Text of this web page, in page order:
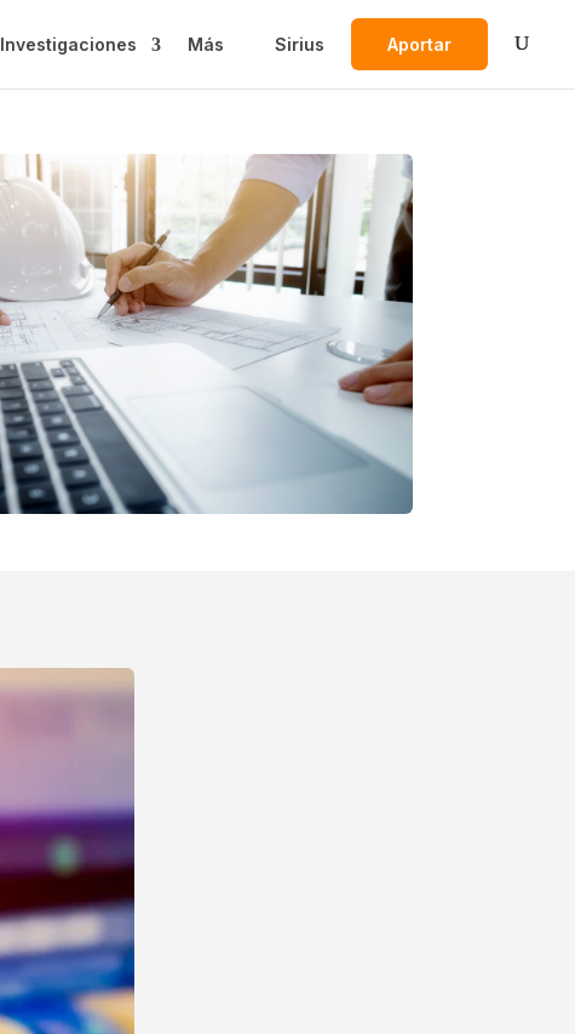
Investigaciones Más Sirius Aportar